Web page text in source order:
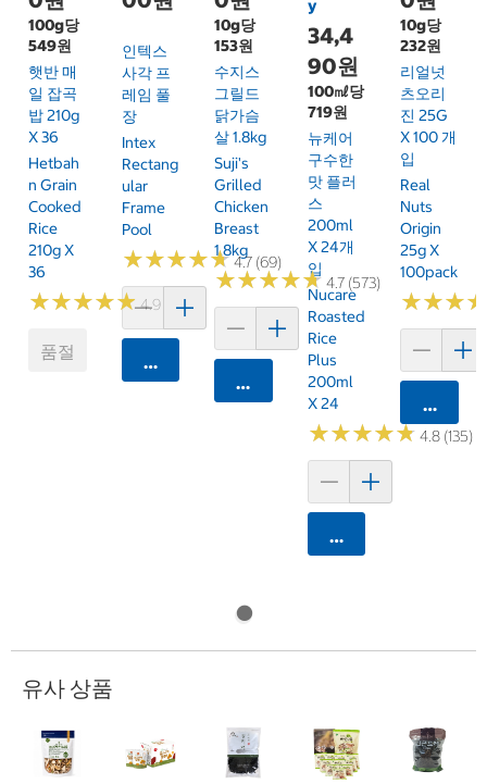
100g당
549원
햇반 매
일 잡곡
밥 210g
X 36
Hetbah
N Grain
Cooked
Rice
210g X
36
★★★★★
★★★★★4.9 (48)
품절
인텍스
사각 프
레임 풀
장
Intex
Rectang
Ular
Frame
Pool
★★★★★
★★★★★4.7 (69)
카트에 담기
10g당
153원
수지스
그릴드
닭가슴
살 1.8kg
Suji's
Grilled
Chicken
Breast
1.8kg
★★★★★
★★★★★ 4.7 (573)
카트에 담기
y
34,4
90원
100㎖당
719원
뉴케어
구수한
맛 플러
스
200ml
X 24개
입
Nucare
Roasted
Rice
Plus
200ml
X 24
★★★★★
★★★★★4.8 (135)
카트에 담기
10g당
232원
리얼넛
츠오리
진 25G
X 100 개
입
Real
Nuts
Origin
25g X
100pack
★★★
★★★
카트에
유사 상품